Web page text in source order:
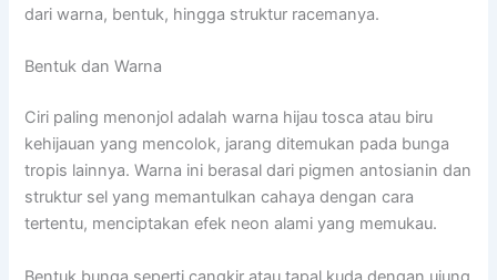
dari warna, bentuk, hingga struktur racemanya.
Bentuk dan Warna
Ciri paling menonjol adalah warna hijau tosca atau biru
kehijauan yang mencolok, jarang ditemukan pada bunga
tropis lainnya. Warna ini berasal dari pigmen antosianin dan
struktur sel yang memantulkan cahaya dengan cara
tertentu, menciptakan efek neon alami yang memukau.